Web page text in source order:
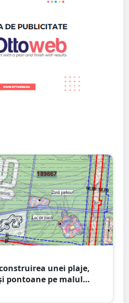
construirea unei plaje,
pontoane pe malul